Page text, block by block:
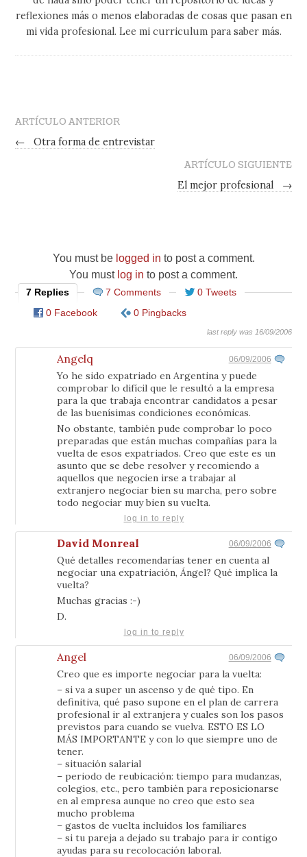
reflexiones más o menos elaboradas de cosas que pasan en
mi vida profesional. Lee mi curriculum para saber más.
ARTÍCULO ANTERIOR
←
Otra forma de entrevistar
ARTÍCULO SIGUIENTE
El mejor profesional
→
You must be logged in to post a comment.
You must log in to post a comment.
7 Replies 7 Comments
0 Tweets
0 Facebook
0 Pingbacks
last reply was 16/09/2006
Angelq 06/09/2006
Yo he sido expatriado en Argentina y puede
comprobar lo difícil que le resultó a la empresa
para la que trabaja encontrar candidatos a pesar
de las buenísimas condiciones económicas.
No obstante, también pude comprobar lo poco
preparadas que están muchas compañías para la
vuelta de esos expatriados. Creo que este es un
asunto que se debe resolver y recomiendo a
aquellos que negocien irse a trabajar al
extranjero negociar bien su marcha, pero sobre
todo negociar muy bien su vuelta.
log in to reply
David Monreal 06/09/2006
Qué detalles recomendarías tener en cuenta al
negociar una expatriación, Ángel? Qué implica la
vuelta?
Muchas gracias :-)
D.
log in to reply
Angel 06/09/2006
Creo que es importe negociar para la vuelta:
– si va a super un ascenso y de qué tipo. En
definitiva, qué paso supone en el plan de carrera
profesional ir al extranjera y cuales son los pasos
previstos para cuando se vuelva. ESTO ES LO
MÁS IMPORTANTE y con lo que siempre uno de
tener.
– situación salarial
– periodo de reubicación: tiempo para mudanzas,
colegios, etc., pero también para reposicionarse
en al empresa aunque no creo que esto sea
mucho problema
– gastos de vuelta incluidos los familiares
– si tu pareja a dejado su trabajo para ir contigo
ayudas para su recolocación laboral.